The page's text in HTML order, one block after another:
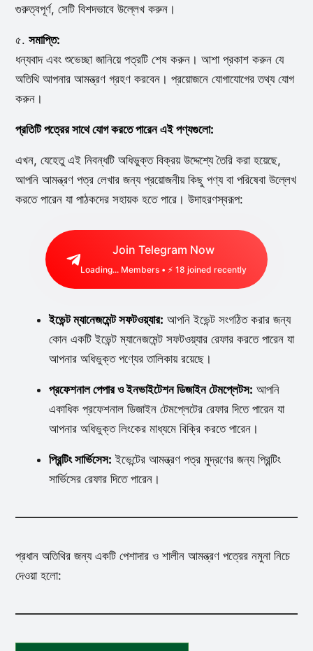
গুরুত্বপূর্ণ, সেটি বিশদভাবে উল্লেখ করুন।
৫. সমাপ্তি:
ধন্যবাদ এবং শুভেচ্ছা জানিয়ে পত্রটি শেষ করুন। আশা প্রকাশ করুন যে
অতিথি আপনার আমন্ত্রণ গ্রহণ করবেন। প্রয়োজনে যোগাযোগের তথ্য যোগ
করুন।
প্রতিটি পত্রের সাথে যোগ করতে পারেন এই পণ্যগুলো:
এখন, যেহেতু এই নিবন্ধটি অধিভুক্ত বিক্রয় উদ্দেশ্যে তৈরি করা হয়েছে,
আপনি আমন্ত্রণ পত্র লেখার জন্য প্রয়োজনীয় কিছু পণ্য বা পরিষেবা উল্লেখ
করতে পারেন যা পাঠকদের সহায়ক হতে পারে। উদাহরণস্বরূপ:
Join Telegram Now
Loading... Members • ⚡ 18 joined recently
ইভেন্ট ম্যানেজমেন্ট সফটওয়্যার: আপনি ইভেন্ট সংগঠিত করার জন্য
কোন একটি ইভেন্ট ম্যানেজমেন্ট সফটওয়্যার রেফার করতে পারেন যা
আপনার অধিভুক্ত পণ্যের তালিকায় রয়েছে।
প্রফেশনাল পেপার ও ইনভাইটেশন ডিজাইন টেমপ্লেটস: আপনি
একাধিক প্রফেশনাল ডিজাইন টেমপ্লেটের রেফার দিতে পারেন যা
আপনার অধিভুক্ত লিংকের মাধ্যমে বিক্রি করতে পারেন।
প্রিন্টিং সার্ভিসেস: ইভেন্টের আমন্ত্রণ পত্র মুদ্রণের জন্য প্রিন্টিং
সার্ভিসের রেফার দিতে পারেন।
প্রধান অতিথির জন্য একটি পেশাদার ও শালীন আমন্ত্রণ পত্রের নমুনা নিচে
দেওয়া হলো: